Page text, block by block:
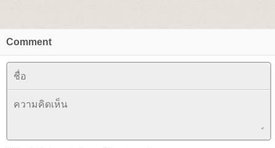
Comment